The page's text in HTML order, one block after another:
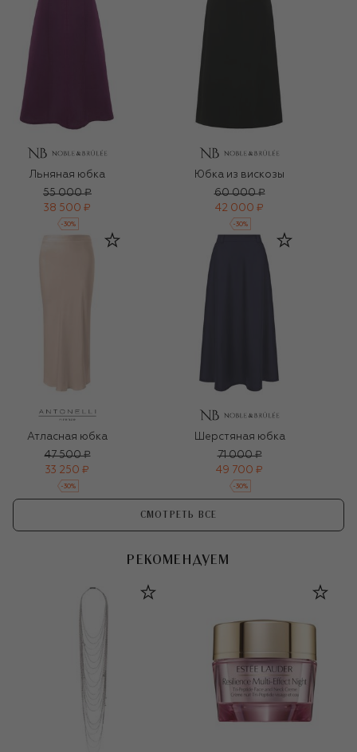
Льняная юбка
55 000 ₽
38 500 ₽
-30%
Юбка из вискозы
60 000 ₽
42 000 ₽
-30%
Атласная юбка
47 500 ₽
33 250 ₽
-30%
Шерстяная юбка
71 000 ₽
49 700 ₽
-30%
СМОТРЕТЬ ВСЕ
РЕКОМЕНДУЕМ